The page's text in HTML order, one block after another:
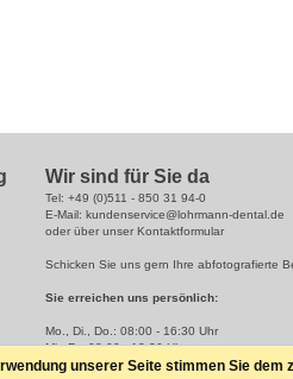
Wir sind für Sie da
Tel: +49 (0)511 - 850 31 94-0
E-Mail: kundenservice@lohrmann-dental.de
oder über unser Kontaktformular
Schicken Sie uns gern Ihre abfotografierte
Sie erreichen uns persönlich:
Mo., Di., Do.: 08:00 - 16:30 Uhr
Mi., Fr.: 08:00 - 12:30 Uhr.
unserer Seite stimmen Sie